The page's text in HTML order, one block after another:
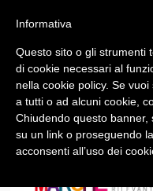
1
Informativa
Questo sito o gli strumenti
di cookie necessari al
nella cookie policy. Se
a tutti o ad alcuni cookie,
Chiudendo questo
su un link o proseguendo
acconsenti all’uso dei